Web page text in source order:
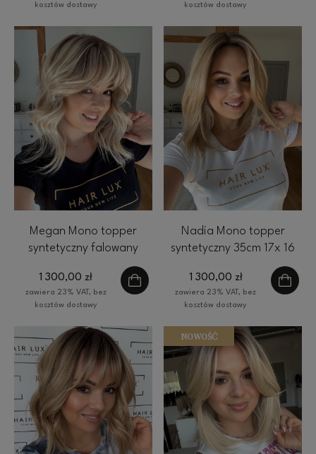
kosztów dostawy
kosztów dostawy
Megan Mono topper
syntetyczny falowany
35cm 17x 16 cm ciepły
blond baleyage z
odrostem
1 300,00 zł
zawiera 23% VAT, bez
kosztów dostawy
Nadia Mono topper
syntetyczny 35cm 17x 16
cm ciepły blond baleyage
z odrostem
1 300,00 zł
zawiera 23% VAT, bez
kosztów dostawy
NOWOŚĆ